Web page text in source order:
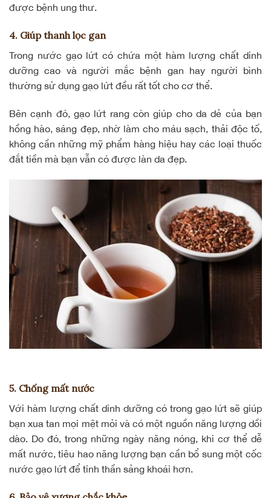
được bệnh ung thư.
4. Giúp thanh lọc gan
Trong nước gạo lứt có chứa một hàm lượng chất dinh
dưỡng cao và người mắc bệnh gan hay người bình
thường sử dụng gạo lứt đều rất tốt cho cơ thể.
Bên cạnh đó, gạo lứt rang còn giúp cho da dẻ của bạn
hồng hào, sáng đẹp, nhờ làm cho máu sạch, thải độc tố,
không cần những mỹ phẩm hàng hiệu hay các loại thuốc
đắt tiền mà bạn vẫn có được làn da đẹp.
5. Chống mất nước
Với hàm lượng chất dinh dưỡng có trong gạo lứt sẽ giúp
bạn xua tan mọi mệt mỏi và có một nguồn năng lượng dồi
dào. Do đó, trong những ngày năng nóng, khi cơ thể dễ
mất nước, tiêu hao năng lượng bạn cần bổ sung một cốc
nước gạo lứt để tinh thần sảng khoái hơn.